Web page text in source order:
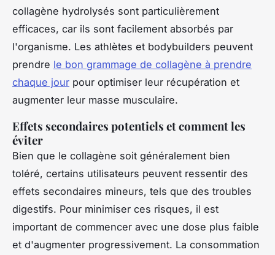
collagène hydrolysés sont particulièrement
efficaces, car ils sont facilement absorbés par
l'organisme. Les athlètes et bodybuilders peuvent
prendre le bon grammage de collagène à prendre
chaque jour pour optimiser leur récupération et
augmenter leur masse musculaire.
Effets secondaires potentiels et comment les
éviter
Bien que le collagène soit généralement bien
toléré, certains utilisateurs peuvent ressentir des
effets secondaires mineurs, tels que des troubles
digestifs. Pour minimiser ces risques, il est
important de commencer avec une dose plus faible
et d'augmenter progressivement. La consommation